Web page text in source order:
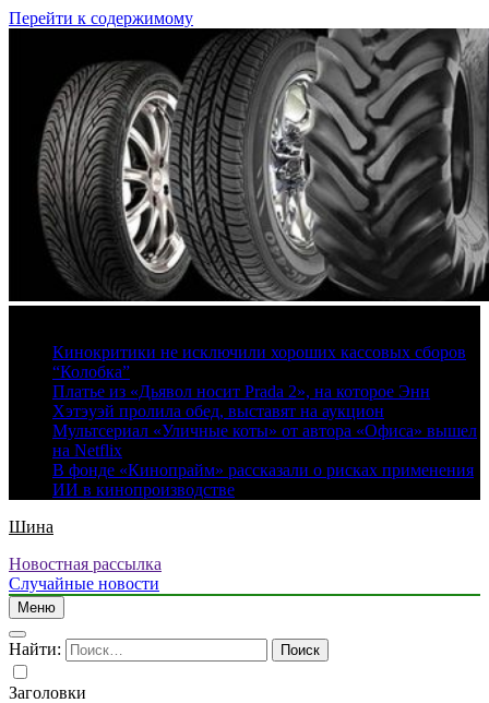
Перейти к содержимому
Кинокритики не исключили хороших кассовых сборов
“Колобка”
Платье из «Дьявол носит Prada 2», на которое Энн
Хэтэуэй пролила обед, выставят на аукцион
Мультсериал «Уличные коты» от автора «Офиса» вышел
на Netflix
В фонде «Кинопрайм» рассказали о рисках применения
ИИ в кинопроизводстве
Шина
Новостная рассылка
Случайные новости
Меню
Найти:
Заголовки